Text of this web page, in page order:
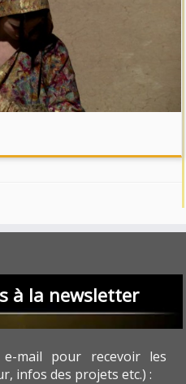
à la newsletter
mail pour recevoir les
infos des projets etc.) :